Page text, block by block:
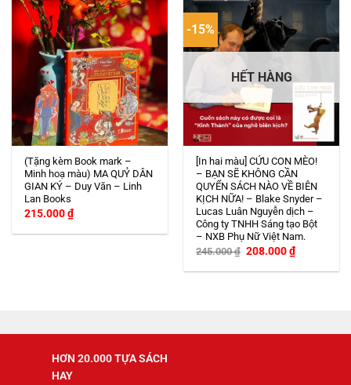
(Tặng kèm Book mark –
Minh hoạ màu) MA QUỶ DÂN
GIAN KÝ – Duy Văn – Linh
Lan Books
215.000₫
-15%
HẾT HÀNG
[In hai màu] CỨU CON MÈO!
– BẠN SẼ KHÔNG CẦN
QUYỂN SÁCH NÀO VỀ BIÊN
KỊCH NỮA! – Blake Snyder –
Lucas Luân Nguyễn dịch –
Công ty TNHH Sáng tạo Bột
– NXB Phụ Nữ Việt Nam.
245.000₫ Giá
là:
208.000₫Giá
hiện
tại
HƠN 20.000 TỰA SÁCH
HAY